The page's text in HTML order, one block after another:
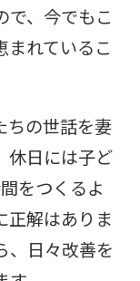
で、今でもこ
まれているこ
ちの世話を妻
休日には子ど
をつくるよ
正解はありま
、日々改善を